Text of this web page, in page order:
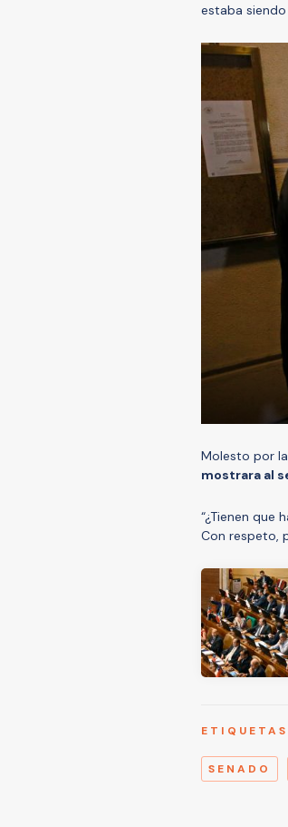
estaba
Molesto por
mostrara al
“¿Tienen que
Con respeto,
SENADO